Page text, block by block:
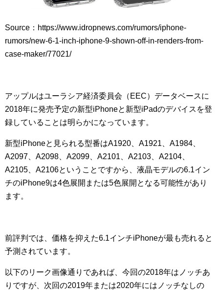
Source：https://www.idropnews.com/rumors/iphone-
rumors/new-6-1-inch-iphone-9-shown-off-in-renders-from-
case-maker/77021/
アップルはユーラシア経済委員会（EEC）データベースに
2018年に発売予定の新型iPhoneと新型iPadのデバイスを登
録していることは明らかになっています。
新型iPhoneと見られる型番はA1920、A1921、A1984、
A2097、A2098、A2099、A2101、A2103、A2104、
A2105、A2106ということですから、液晶モデルの6.1イン
チのiPhone9は4色展開または5色展開となる可能性があり
ます。
前評判では、価格を抑えた6.1インチiPhoneが最も売れると
予測されています。
以下のリーク画像通りであれば、今回の2018年はノッチあ
りですが、次回の2019年または2020年にはノッチなしの